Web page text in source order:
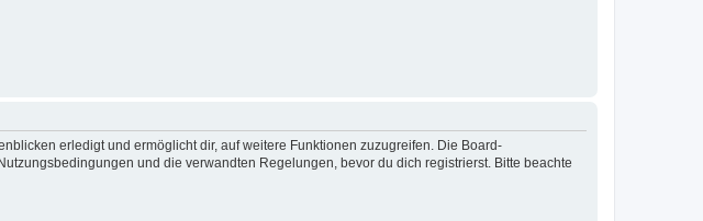
erledigt und ermöglicht dir, auf weitere Funktionen zuzugreifen. Die Board-
und die verwandten Regelungen, bevor du dich registrierst. Bitte beachte